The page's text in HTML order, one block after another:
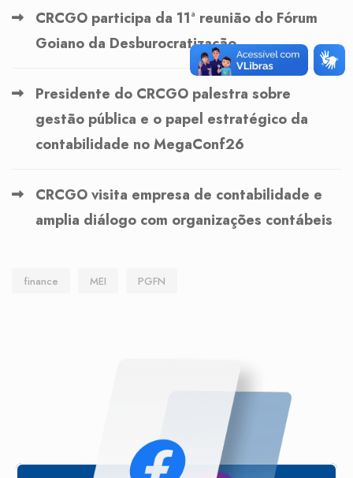
CRCGO participa da 11ª reunião do Fórum
Goiano da Desburocratização
Presidente do CRCGO palestra sobre
gestão pública e o papel estratégico da
contabilidade no MegaConf26
CRCGO visita empresa de contabilidade e
amplia diálogo com organizações contábeis
finance MEI PGFN